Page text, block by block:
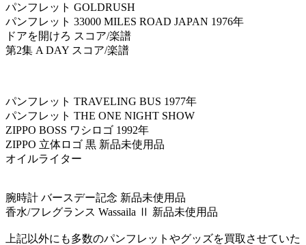
パンフレット GOLDRUSH
パンフレット 33000 MILES ROAD JAPAN 1976年
ドアを開けろ スコア/楽譜
第2集 A DAY スコア/楽譜
パンフレット TRAVELING BUS 1977年
パンフレット THE ONE NIGHT SHOW
ZIPPO BOSS ワシロゴ 1992年
ZIPPO 立体ロゴ 黒 新品未使用品
オイルライター
腕時計 バースデー記念 新品未使用品
香水/フレグランス Wassaila Ⅱ 新品未使用品
上記以外にも多数のパンフレットやグッズを買取させていた